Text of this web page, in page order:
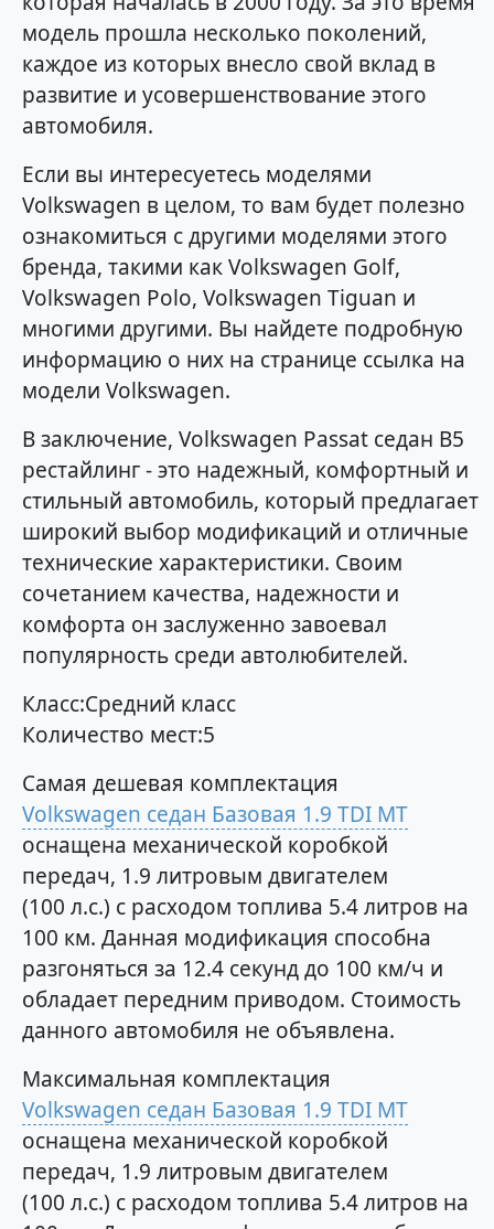
модель прошла несколько поколений,
каждое из которых внесло свой вклад в
развитие и усовершенствование этого
автомобиля.
Если вы интересуетесь моделями
Volkswagen в целом, то вам будет полезно
ознакомиться с другими моделями этого
бренда, такими как Volkswagen Golf,
Volkswagen Polo, Volkswagen Tiguan и
многими другими. Вы найдете подробную
информацию о них на странице ссылка на
модели Volkswagen.
В заключение, Volkswagen Passat седан B5
рестайлинг - это надежный, комфортный и
стильный автомобиль, который предлагает
широкий выбор модификаций и отличные
технические характеристики. Своим
сочетанием качества, надежности и
комфорта он заслуженно завоевал
популярность среди автолюбителей.
Класс:Средний класс
Количество мест:5
Самая дешевая комплектация
Volkswagen седан Базовая 1.9 TDI MT
оснащена механической коробкой
передач, 1.9 литровым двигателем
(100 л.с.) с расходом топлива 5.4 литров на
100 км. Данная модификация способна
разгоняться за 12.4 секунд до 100 км/ч и
обладает передним приводом. Стоимость
данного автомобиля не объявлена.
Максимальная комплектация
Volkswagen седан Базовая 1.9 TDI MT
оснащена механической коробкой
передач, 1.9 литровым двигателем
(100 л.с.) с расходом топлива 5.4 литров на